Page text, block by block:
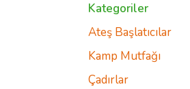
Kategoriler
Ateş Başlatıcılar
Kamp Mutfağı
Çadırlar